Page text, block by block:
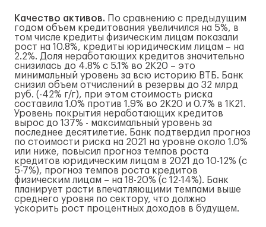
Качество активов. По сравнению с предыдущим
годом объем кредитования увеличился на 5%, в
том числе кредиты физическим лицам показали
рост на 10.8%, кредиты юридическим лицам – на
2.2%. Доля неработающих кредитов значительно
снизилась до 4.8% с 5.1% во 2К20 – это
минимальный уровень за всю историю ВТБ. Банк
снизил объем отчислений в резервы до 32 млрд
руб. (-42% г/г), при этом стоимость риска
составила 1.0% против 1.9% во 2К20 и 0.7% в 1К21.
Уровень покрытия неработающих кредитов
вырос до 137% - максимальный уровень за
последнее десятилетие. Банк подтвердил прогноз
по стоимости риска на 2021 на уровне около 1.0%
или ниже, повысил прогноз темпов роста
кредитов юридическим лицам в 2021 до 10-12% (с
5-7%), прогноз темпов роста кредитов
физическим лицам – на 18-20% (с 12-14%). Банк
планирует расти впечатляющими темпами выше
среднего уровня по сектору, что должно
ускорить рост процентных доходов в будущем.